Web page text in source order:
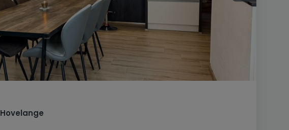
Hovelange